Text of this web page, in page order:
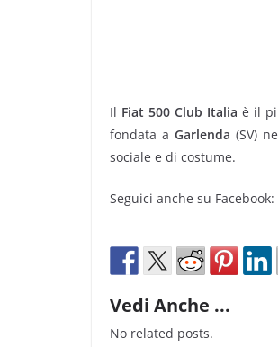
Il Fiat 500 Club Italia è il
fondata a Garlenda (SV)
sociale e di costume.
Seguici anche su Facebook:
Vedi Anche ...
No related posts.